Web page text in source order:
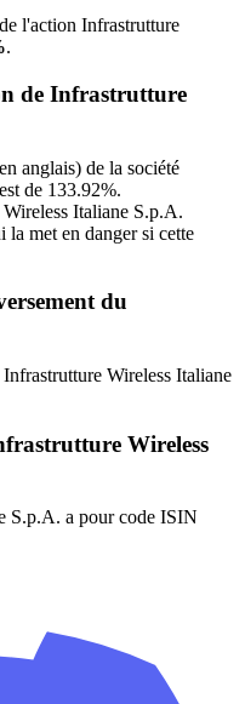
l'action Infrastrutture
.
de Infrastrutture
anglais) de la société
de 133.92%.
Italiane S.p.A.
la met en danger si cette
du
Wireless Italiane
Wireless
S.p.A. a pour code ISIN